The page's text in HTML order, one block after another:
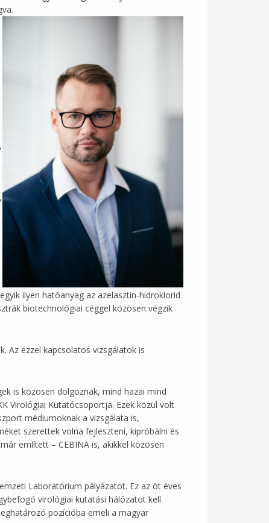
ilyen hatóanyag az azelasztin-hidroklorid
biotechnológiai céggel közösen végzik
Az ezzel kapcsolatos vizsgálatok is
is közösen dolgoznak, mind hazai mind
Virológiai Kutatócsoportja. Ezek közül volt
médiumoknak a vizsgálata is,
szerettek volna fejleszteni, kipróbálni és
említett – CEBINA is, akikkel közösen
Laboratórium pályázatot. Ez az öt éves
virológiai kutatási hálózatot kell
pozícióba emeli a magyar